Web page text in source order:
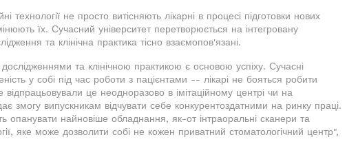
технології не просто витісняють лікарні в процесі підготовки нових
їх. Сучасний університет перетворюється на інтегровану
та клінічна практика тісно взаємопов'язані.
та клінічною практикою є основою успіху. Сучасні
у собі під час роботи з пацієнтами -- лікарі не бояться робити
це неодноразово в імітаційному центрі чи на
змогу випускникам відчувати себе конкурентоздатними на ринку праці.
опанувати найновіше обладнання, як-от інтраоральні сканери та
яке може дозволити собі не кожен приватний стоматологічний центр",